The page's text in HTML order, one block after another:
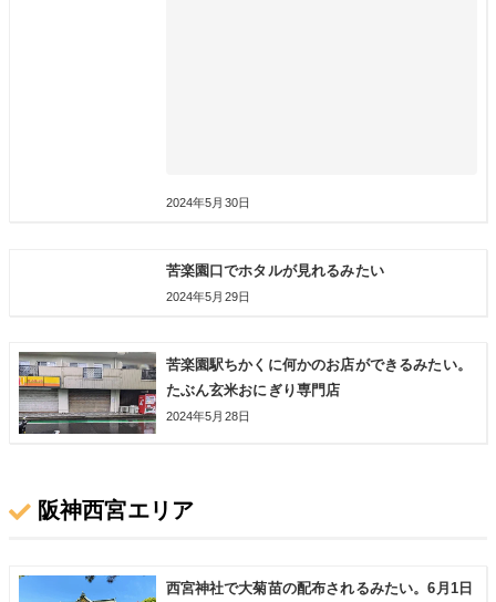
2024年5月30日
苦楽園口でホタルが見れるみたい
2024年5月29日
苦楽園駅ちかくに何かのお店ができるみたい。
たぶん玄米おにぎり専門店
2024年5月28日
阪神西宮エリア
西宮神社で大菊苗の配布されるみたい。6月1日